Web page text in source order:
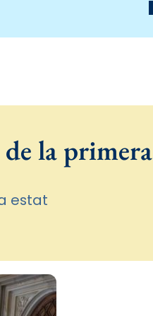
la primera
estat